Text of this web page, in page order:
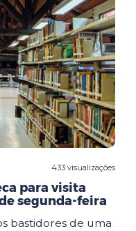
433 visualizações
para visita
segunda-feira
bastidores de uma